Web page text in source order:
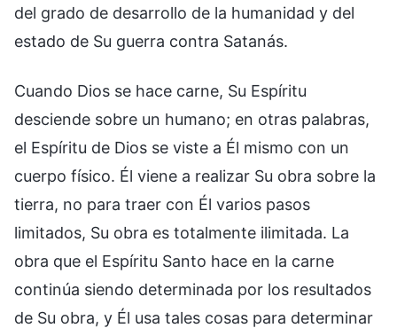
del grado de desarrollo de la humanidad y del
estado de Su guerra contra Satanás.
Cuando Dios se hace carne, Su Espíritu
desciende sobre un humano; en otras palabras,
el Espíritu de Dios se viste a Él mismo con un
cuerpo físico. Él viene a realizar Su obra sobre la
tierra, no para traer con Él varios pasos
limitados, Su obra es totalmente ilimitada. La
obra que el Espíritu Santo hace en la carne
continúa siendo determinada por los resultados
de Su obra, y Él usa tales cosas para determinar